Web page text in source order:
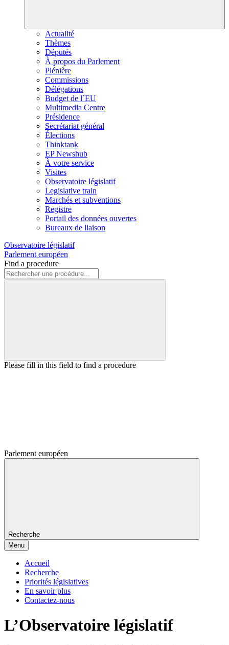
Actualité
Thèmes
Députés
À propos du Parlement
Plénière
Commissions
Délégations
Budget de l´EU
Multimedia Centre
Présidence
Secrétariat général
Élections
Thinktank
EP Newshub
À votre service
Visites
Observatoire législatif
Legislative train
Marchés et subventions
Registre
Portail des données ouvertes
Bureaux de liaison
Observatoire législatif
Parlement européen
Find a procedure
Please fill in this field to find a procedure
Parlement européen
Recherche
Menu
Accueil
Recherche
Priorités législatives
En savoir plus
Contactez-nous
L’Observatoire législatif